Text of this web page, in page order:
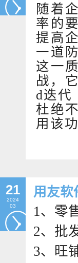
随着
率的
提高
一道
这一
战，
d迭代
杜绝
用该
21
2024
03
用友软
1、零
2、批
3、旺